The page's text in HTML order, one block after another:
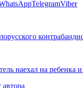
TelegramViber
наехал на ребенка